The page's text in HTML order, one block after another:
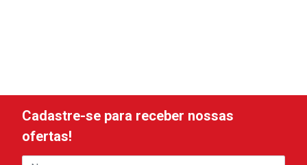
Cadastre-se para receber nossas
ofertas!